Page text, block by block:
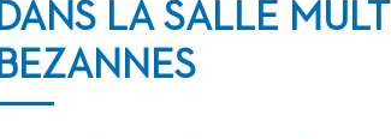
DANS LA SALLE
BEZANNES